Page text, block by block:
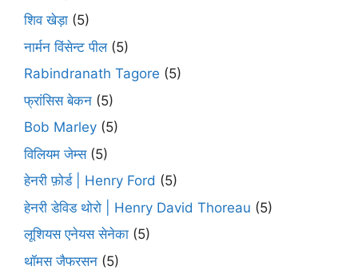
शिव खेड़ा (5)
नार्मन विंसेन्ट पील(5)
Rabindranath Tagore (5)
फ्रांसिस बेकन (5)
Bob Marley (5)
विलियम जेम्स(5)
हेनरी फ़ोर्ड | Henry Ford (5)
हेनरी डेविड थोरो | Henry David Thoreau (5)
लूशियस एनेयस सेनेका (5)
थॉमस जैफरसन (5)